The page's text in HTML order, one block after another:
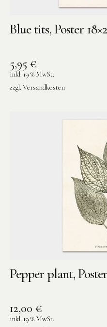
Blue tits, Poster
5,95 €
inkl. 19 % MwSt.
zzgl. Versandkosten
Pepper plant,
12,00 €
inkl. 19 % MwSt.